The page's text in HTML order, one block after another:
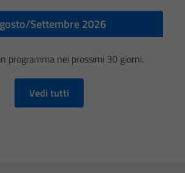
Settembre 2026
programma nei prossimi 30 giorni.
Vedi tutti